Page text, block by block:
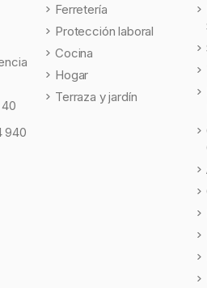
940
Ferretería
Protección laboral
Cocina
Hogar
Terraza y jardín